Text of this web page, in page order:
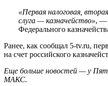
«Первая налоговая,
слуга — казначейство», —
Федерального
Ранее, как сообщал 5-tv.ru,
на счет российского
Еще больше новостей — у
МАКС.